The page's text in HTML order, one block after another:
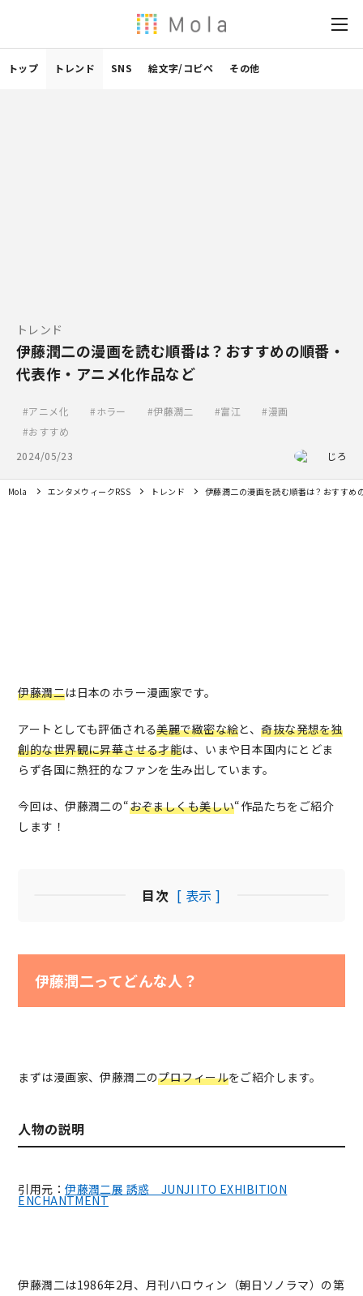
トップ トレンド SNS 絵文字/コピペ その他
トレンド
伊藤潤二の漫画を読む順番は？おすすめの順番・
代表作・アニメ化作品など
アニメ化 ホラー 伊藤潤二 富江
漫画
おすすめ
2024/05/23
じろ
Mola エンタメウィークRSS トレンド 伊藤潤二の漫画を読む順番は？おすすめ
伊藤潤二は日本のホラー漫画家です。
アートとしても評価される美麗で緻密な絵と、奇抜な発想を独
創的な世界観に昇華させる才能は、いまや日本国内にとどま
らず各国に熱狂的なファンを生み出しています。
今回は、伊藤潤二の“おぞましくも美しい“作品たちをご紹介
します！
目次 [ 表示 ]
伊藤潤二ってどんな人？
まずは漫画家、伊藤潤二のプロフィールをご紹介します。
人物の説明
引用元：伊藤潤二展 誘惑 JUNJI ITO EXHIBITION
ENCHANTMENT
伊藤潤二は1986年2月、月刊ハロウィン（朝日ソノラマ）の第